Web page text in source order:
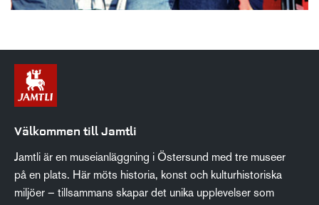
Välkommen till Jamtli
Jamtli är en museianläggning i Östersund med tre museer
på en plats. Här möts historia, konst och kulturhistoriska
miljöer – tillsammans skapar det unika upplevelser som